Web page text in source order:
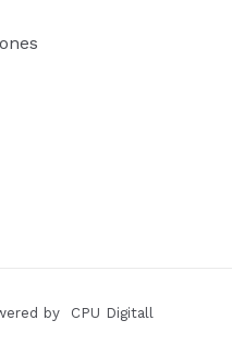
by CPU Digitall